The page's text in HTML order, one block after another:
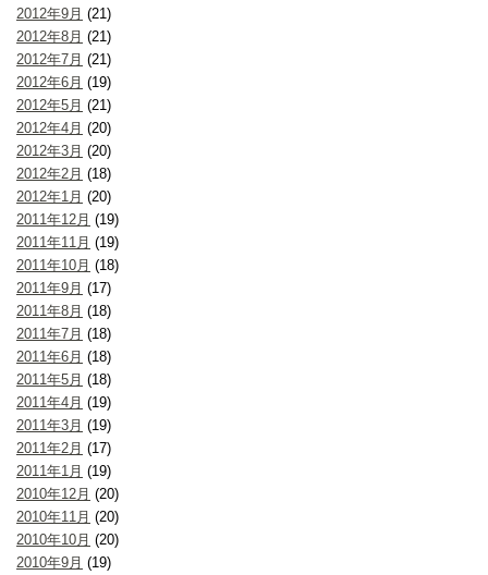
2012年9月 (21)
2012年8月 (21)
2012年7月 (21)
2012年6月 (19)
2012年5月 (21)
2012年4月 (20)
2012年3月 (20)
2012年2月 (18)
2012年1月 (20)
2011年12月 (19)
2011年11月 (19)
2011年10月 (18)
2011年9月 (17)
2011年8月 (18)
2011年7月 (18)
2011年6月 (18)
2011年5月 (18)
2011年4月 (19)
2011年3月 (19)
2011年2月 (17)
2011年1月 (19)
2010年12月 (20)
2010年11月 (20)
2010年10月 (20)
2010年9月 (19)